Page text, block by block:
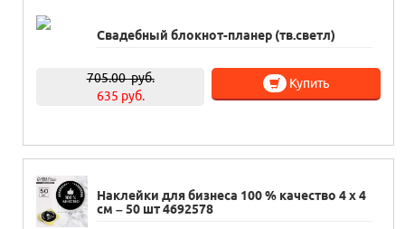
Свадебный блокнот-планер (тв.светл)
705.00руб.
635 руб.
Купить
Наклейки для бизнеса 100 % качество 4 х 4
см – 50 шт 4692578